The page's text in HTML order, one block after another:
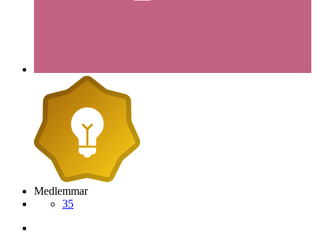
Medlemmar
35